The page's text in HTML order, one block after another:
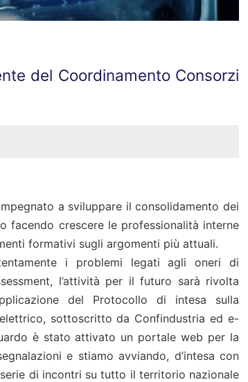
del Coordinamento Consorzi
a sviluppare il consolidamento dei
facendo crescere le professionalità interne
formativi sugli argomenti più attuali.
i problemi legati agli oneri di
l’attività per il futuro sarà rivolta
del Protocollo di intesa sulla
sottoscritto da Confindustria ed e-
è stato attivato un portale web per la
e stiamo avviando, d’intesa con
di incontri su tutto il territorio nazionale